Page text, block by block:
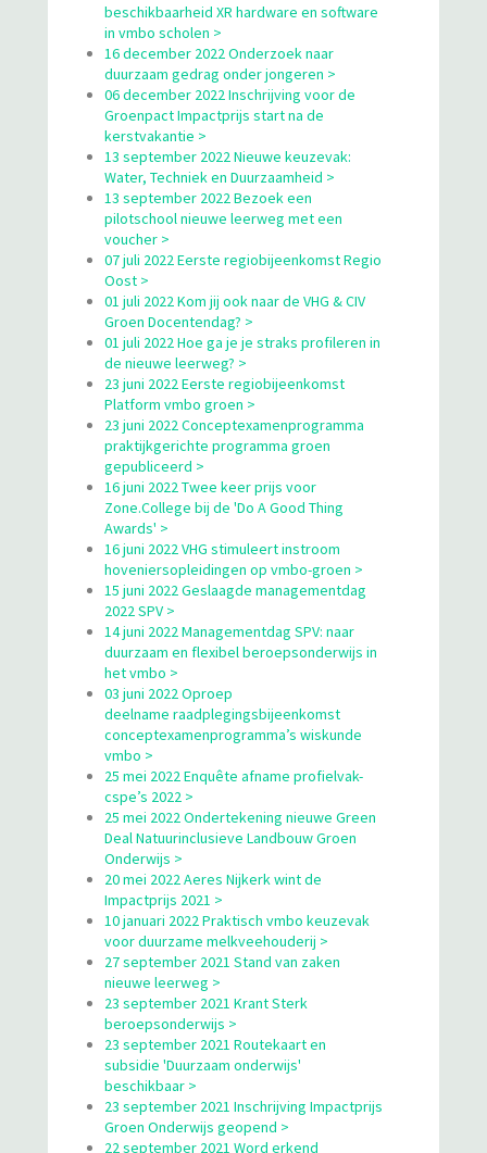
beschikbaarheid XR hardware en software
in vmbo scholen >
16 december 2022 Onderzoek naar
duurzaam gedrag onder jongeren >
06 december 2022 Inschrijving voor de
Groenpact Impactprijs start na de
kerstvakantie >
13 september 2022 Nieuwe keuzevak:
Water, Techniek en Duurzaamheid >
13 september 2022 Bezoek een
pilotschool nieuwe leerweg met een
voucher >
07 juli 2022 Eerste regiobijeenkomst Regio
Oost >
01 juli 2022 Kom jij ook naar de VHG & CIV
Groen Docentendag? >
01 juli 2022 Hoe ga je je straks profileren in
de nieuwe leerweg? >
23 juni 2022 Eerste regiobijeenkomst
Platform vmbo groen >
23 juni 2022 Conceptexamenprogramma
praktijkgerichte programma groen
gepubliceerd >
16 juni 2022 Twee keer prijs voor
Zone.College bij de 'Do A Good Thing
Awards' >
16 juni 2022 VHG stimuleert instroom
hoveniersopleidingen op vmbo-groen >
15 juni 2022 Geslaagde managementdag
2022 SPV >
14 juni 2022 Managementdag SPV: naar
duurzaam en flexibel beroepsonderwijs in
het vmbo >
03 juni 2022 Oproep
deelname raadplegingsbijeenkomst
conceptexamenprogramma’s wiskunde
vmbo >
25 mei 2022 Enquête afname profielvak-
cspe’s 2022 >
25 mei 2022 Ondertekening nieuwe Green
Deal Natuurinclusieve Landbouw Groen
Onderwijs >
20 mei 2022 Aeres Nijkerk wint de
Impactprijs 2021 >
10 januari 2022 Praktisch vmbo keuzevak
voor duurzame melkveehouderij >
27 september 2021 Stand van zaken
nieuwe leerweg >
23 september 2021 Krant Sterk
beroepsonderwijs >
23 september 2021 Routekaart en
subsidie 'Duurzaam onderwijs'
beschikbaar >
23 september 2021 Inschrijving Impactprijs
Groen Onderwijs geopend >
22 september 2021 Word erkend